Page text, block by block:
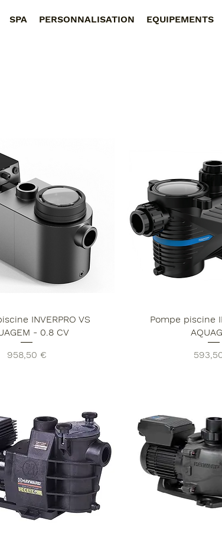
SPA PERSONNALISATION EQUIPEMENTS
INVERPRO VS
- 0.8 CV
Prix
958,50 €
Pompe piscine
Prix